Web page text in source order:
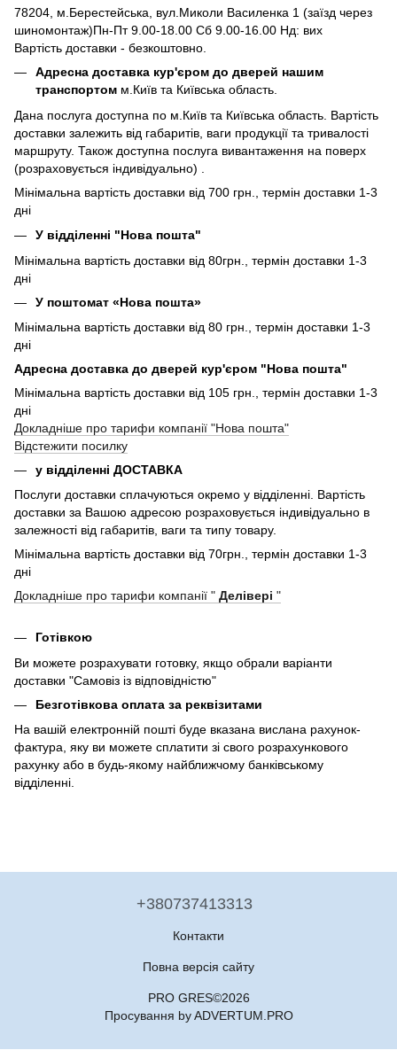
78204, м.Берестейська, вул.Миколи Василенка 1 (заїзд через
шиномонтаж)Пн-Пт 9.00-18.00 Сб 9.00-16.00 Нд: вих
Вартість доставки - безкоштовно.
Адресна доставка кур'єром до дверей нашим
транспортом м.Київ та Київська область.
Дана послуга доступна по м.Київ та Київська область. Вартість
доставки залежить від габаритів, ваги продукції та тривалості
маршруту. Також доступна послуга вивантаження на поверх
(розраховується індивідуально) .
Мінімальна вартість доставки від 700 грн., термін доставки 1-3
дні
У відділенні "Нова пошта"
Мінімальна вартість доставки від 80грн., термін доставки 1-3
дні
У поштомат «Нова пошта»
Мінімальна вартість доставки від 80 грн., термін доставки 1-3
дні
Адресна доставка до дверей кур'єром "Нова пошта"
Мінімальна вартість доставки від 105 грн., термін доставки 1-3
дні
Докладніше про тарифи компанії "Нова пошта"
Відстежити посилку
у відділенні ДОСТАВКА
Послуги доставки сплачуються окремо у відділенні. Вартість
доставки за Вашою адресою розраховується індивідуально в
залежності від габаритів, ваги та типу товару.
Мінімальна вартість доставки від 70грн., термін доставки 1-3
дні
Докладніше про тарифи компанії " Делівері "
Готівкою
Ви можете розрахувати готовку, якщо обрали варіанти
доставки "Самовіз із відповідністю"
Безготівкова оплата за реквізитами
На вашій електронній пошті буде вказана вислана рахунок-
фактура, яку ви можете сплатити зі свого розрахункового
рахунку або в будь-якому найближчому банківському
відділенні.
+380737413313
Контакти
Повна версія сайту
PRO GRES©2026
Просування by ADVERTUM.PRO